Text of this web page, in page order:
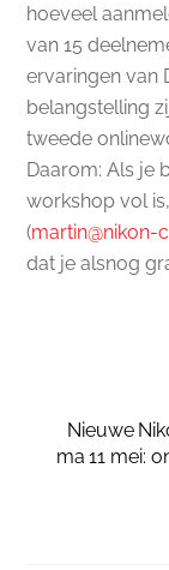
hoeveel
van 15
ervaringen van
belangstelling
tweede
Daarom: Als je
workshop vol
(
dat je alsnog
Nieuwe
ma 11 mei: